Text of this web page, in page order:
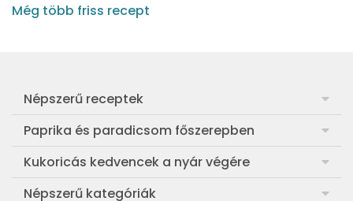
Még több friss recept
Népszerű receptek
Frankfurti leves
Egyszerű muffin
Aranygaluska
Paprika és paradicsom főszerepben
Pan con Tomate
Paradicsom és paprika eltevése télre
Kukoricás kedvencek a nyár végére
Legfinomabb főtt kukorica
Népszerű kategóriák